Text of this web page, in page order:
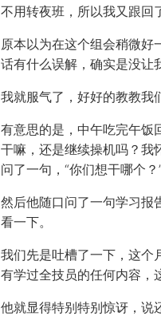
不用转夜班，所以我又跟回
原本以为在这个组会稍微
话有什么误解，确实是没让
我就服气了，好好的教教我
有意思的是，中午吃完午饭
干嘛，还是继续操机吗？我
问了一句，“你们想干哪个？”
然后他随口问了一句学习报
看一下。
我们先是吐槽了一下，这个
有学过全技员的任何内容，
他就显得特别特别惊讶，说